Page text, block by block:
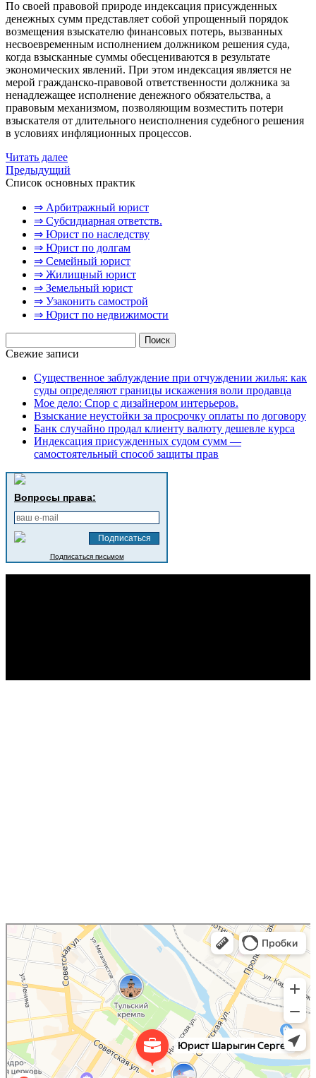
По своей правовой природе индексация присужденных
денежных сумм представляет собой упрощенный порядок
возмещения взыскателю финансовых потерь, вызванных
несвоевременным исполнением должником решения суда,
когда взысканные суммы обесцениваются в результате
экономических явлений. При этом индексация является не
мерой гражданско-правовой ответственности должника за
ненадлежащее исполнение денежного обязательства, а
правовым механизмом, позволяющим возместить потери
взыскателя от длительного неисполнения судебного решения
в условиях инфляционных процессов.
Читать далее
Предыдущий
Список основных практик
⇒ Арбитражный юрист
⇒ Субсидиарная ответств.
⇒ Юрист по наследству
⇒ Юрист по долгам
⇒ Семейный юрист
⇒ Жилищный юрист
⇒ Земельный юрист
⇒ Узаконить самострой
⇒ Юрист по недвижимости
Свежие записи
Существенное заблуждение при отчуждении жилья: как
суды определяют границы искажения воли продавца
Мое дело: Спор с дизайнером интерьеров.
Взыскание неустойки за просрочку оплаты по договору
Банк случайно продал клиенту валюту дешевле курса
Индексация присужденных судом сумм —
самостоятельный способ защиты прав
Вопросы права:
Подписаться письмом
Юрист Шарыгин Сергей
Юридические услуги в Туле